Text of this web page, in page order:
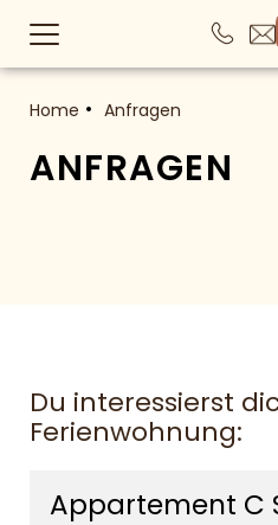
Home Anfragen
ANFRAGEN
Du interessierst
Ferienwohnung:
Appartement C